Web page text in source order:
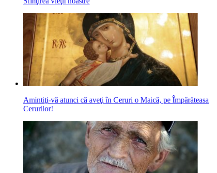
Amintiţi-vă atunci că aveţi în Ceruri o Maică, pe Împărăteasa
Cerurilor!